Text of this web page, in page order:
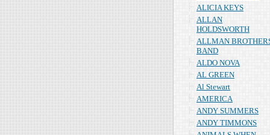
ALICIA KEYS
ALLAN
HOLDSWORTH
ALLMAN
BAND
ALDO NOVA
AL GREEN
Al Stewart
AMERICA
ANDY SUMMERS
ANDY TIMMONS